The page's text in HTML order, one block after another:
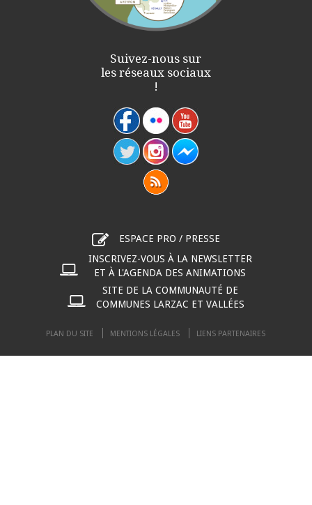
Suivez-nous sur
les réseaux sociaux
!
ESPACE PRO / PRESSE
INSCRIVEZ-VOUS À LA NEWSLETTER
ET À L'AGENDA DES ANIMATIONS
SITE DE LA COMMUNAUTÉ DE
COMMUNES LARZAC ET VALLÉES
PLAN DU SITE MENTIONS LÉGALES LIENS PARTENAIRES